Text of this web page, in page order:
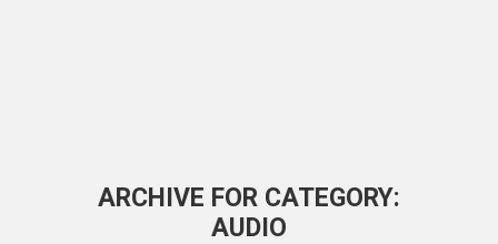
ARCHIVE FOR CATEGORY:
AUDIO